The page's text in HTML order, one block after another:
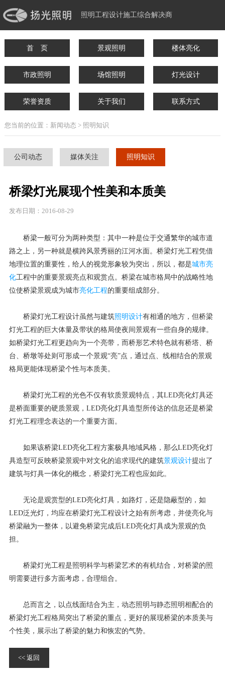
照明工程设计施工综合解决商
首 页 景观照明 楼体亮化
市政照明 场馆照明 灯光设计
荣誉资质 关于我们 联系方式
您当前的位置：新闻动态 > 照明知识
公司动态 媒体关注 照明知识
桥梁灯光展现个性美和本质美
发布日期：2016-08-29
桥梁一般可分为两种类型：其中一种是位于交通繁华的城市道
路之上，另一种就是横跨风景秀丽的江河水面。桥梁灯光工程凭借
地理位置的重要性，给人的视觉形象较为突出，所以，都是城市亮
化工程中的重要景观亮点和观赏点。桥梁在城市格局中的战略性地
位使桥梁景观成为城市亮化工程的重要组成部分。
桥梁灯光工程设计虽然与建筑照明设计有相通的地方，但桥梁
灯光工程的巨大体量及带状的格局使夜间景观有一些自身的规律。
如桥梁灯光工程更趋向为一个亮带，而桥形艺术特色就有桥塔、桥
台、桥墩等处则可形成一个景观“亮”点，通过点、线相结合的景观
格局更能体现桥梁个性与本质美。
桥梁灯光工程的光色不仅有软质景观特点，其LED亮化灯具还
是桥面重要的硬质景观，LED亮化灯具造型所传达的信息还是桥梁
灯光工程理念表达的一个重要方面。
如果该桥梁LED亮化工程方案极具地域风格，那么LED亮化灯
具造型可反映桥梁景观中对文化的追求现代的建筑景观设计提出了
建筑与灯具一体化的概念，桥梁灯光工程也应如此。
无论是观赏型的LED亮化灯具，如路灯，还是隐蔽型的，如
LED泛光灯，均应在桥梁灯光工程设计之始有所考虑，并使亮化与
桥梁融为一整体，以避免桥梁完成后LED亮化灯具成为景观的负
担。
桥梁灯光工程是照明科学与桥梁艺术的有机结合，对桥梁的照
明需要进行多方面考虑，合理组合。
总而言之，以点线面结合为主，动态照明与静态照明相配合的
桥梁灯光工程格局突出了桥梁的重点，更好的展现桥梁的本质美与
个性美，展示出了桥梁的魅力和恢宏的气势。
<< 返回